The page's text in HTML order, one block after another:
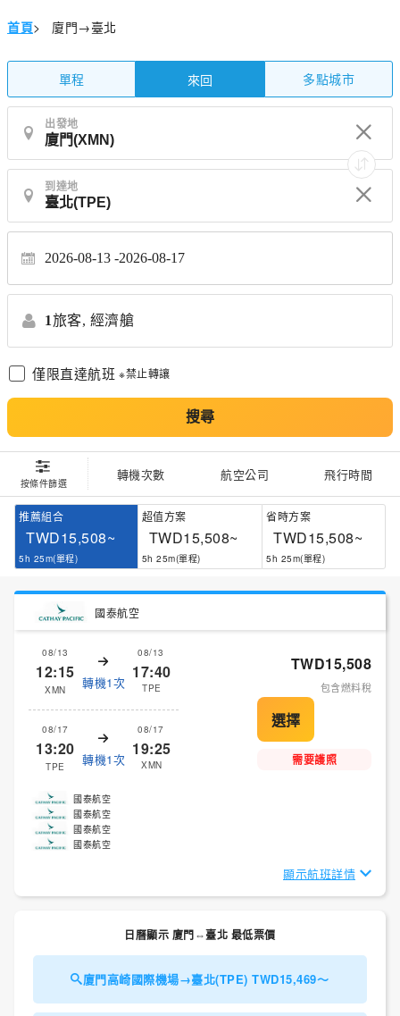
首頁> 廈門→臺北
單程 來回 多點城市
出發地
到達地
2026-08-13 2026-08-17
1旅客, 經濟艙
僅限直達航班 ※禁止轉讓
搜尋
按條件篩選
轉機次數 航空公司 飛行時間
推薦組合
TWD15,508~
5h 25m(單程)
超值方案
TWD15,508~
5h 25m(單程)
省時方案
TWD15,508~
5h 25m(單程)
國泰航空
08/13
12:15
XMN 轉機1次
08/13
17:40
TPE
08/17
13:20
TPE 轉機1次
08/17
19:25
XMN
TWD15,508
包含燃料稅
需要護照
國泰航空
國泰航空
國泰航空
國泰航空
顯示航班詳情
日曆顯示 廈門⇔臺北 最低票價
廈門高崎國際機場→臺北(TPE) TWD15,469～